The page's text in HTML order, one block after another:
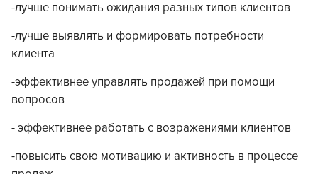
-лучше понимать ожидания разных типов клиентов
-лучше выявлять и формировать потребности
клиента
-эффективнее управлять продажей при помощи
вопросов
- эффективнее работать с возражениями клиентов
-повысить свою мотивацию и активность в процессе